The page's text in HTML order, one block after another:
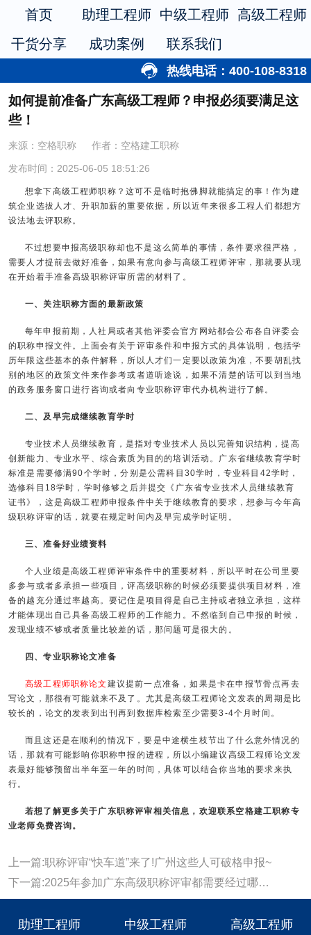
首页 助理工程师 中级工程师 高级工程师
干货分享
成功案例 联系我们
热线电话：400-108-8318
如何提前准备广东高级工程师？申报必须要满足这
些！
来源：空格职称 作者：空格建工职称
发布时间：2025-06-05 18:51:26
想拿下高级工程师职称？这可不是临时抱佛脚就能搞定的事！作为建
筑企业选拔人才、升职加薪的重要依据，所以近年来很多工程人们都想方
设法地去评职称。
不过想要申报高级职称却也不是这么简单的事情，条件要求很严格，
需要人才提前去做好准备，如果有意向参与高级工程师评审，那就要从现
在开始着手准备高级职称评审所需的材料了。
一、关注职称方面的最新政策
每年申报前期，人社局或者其他评委会官方网站都会公布各自评委会
的职称申报文件。上面会有关于评审条件和申报方式的具体说明，包括学
历年限这些基本的条件解释，所以人才们一定要以政策为准，不要胡乱找
别的地区的政策文件来作参考或者道听途说，如果不清楚的话可以到当地
的政务服务窗口进行咨询或者向专业职称评审代办机构进行了解。
二、及早完成继续教育学时
专业技术人员继续教育，是指对专业技术人员以完善知识结构，提高
创新能力、专业水平、综合素质为目的的培训活动。广东省继续教育学时
标准是需要修满90个学时，分别是公需科目30学时，专业科目42学时，
选修科目18学时，学时修够之后并提交《广东省专业技术人员继续教育
证书》，这是高级工程师申报条件中关于继续教育的要求，想参与今年高
级职称评审的话，就要在规定时间内及早完成学时证明。
三、准备好业绩资料
个人业绩是高级工程师评审条件中的重要材料，所以平时在公司里要
多参与或者多承担一些项目，评高级职称的时候必须要提供项目材料，准
备的越充分通过率越高。要记住是项目得是自己主持或者独立承担，这样
才能体现出自己具备高级工程师的工作能力。不然临到自己申报的时候，
发现业绩不够或者质量比较差的话，那问题可是很大的。
四、专业职称论文准备
高级工程师职称论文 建议提前一点准备，如果是卡在申报节骨点再去
写论文，那很有可能就来不及了。尤其是高级工程师论文发表的周期是比
较长的，论文的发表到出刊再到数据库检索至少需要3-4个月时间。
而且这还是在顺利的情况下，要是中途横生枝节出了什么意外情况的
话，那就有可能影响你职称申报的进程，所以小编建议高级工程师论文发
表最好能够预留出半年至一年的时间，具体可以结合你当地的要求来执
行。
若想了解更多关于广东职称评审相关信息，欢迎联系空格建工职称专
业老师免费咨询。
上一篇:职称评审“快车道”来了!广州这些人可破格申报~
下一篇:2025年参加广东高级职称评审都需要经过哪些基本流程!
助理工程师 中级工程师 高级工程师